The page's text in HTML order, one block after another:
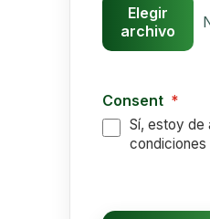
Elegir
archivo
Consent *
Sí, estoy de
condiciones